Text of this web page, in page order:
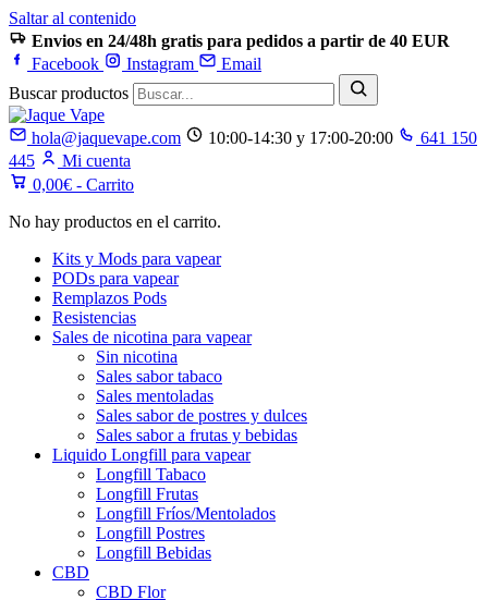
Saltar al contenido
Envios en 24/48h gratis para pedidos a partir de 40 EUR
Facebook
Instagram
Email
Buscar productos
hola@jaquevape.com 10:00-14:30 y 17:00-20:00
641 150
445
Mi cuenta
0,00€ - Carrito
No hay productos en el carrito.
Kits y Mods para vapear
PODs para vapear
Remplazos Pods
Resistencias
Sales de nicotina para vapear
Sin nicotina
Sales sabor tabaco
Sales mentoladas
Sales sabor de postres y dulces
Sales sabor a frutas y bebidas
Liquido Longfill para vapear
Longfill Tabaco
Longfill Frutas
Longfill Fríos/Mentolados
Longfill Postres
Longfill Bebidas
CBD
CBD Flor